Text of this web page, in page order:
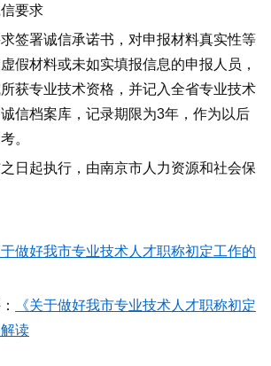
信要求
签署诚信承诺书，对申报材料真实性等
假材料或未如实填报信息的申报人员，
获专业技术资格，并记入全省专业技术
信档案库，记录期限为3年，作为以后
。
日起执行，由南京市人力资源和社会保
做好我市专业技术人才职称初定工作的
《关于做好我市专业技术人才职称初定
读